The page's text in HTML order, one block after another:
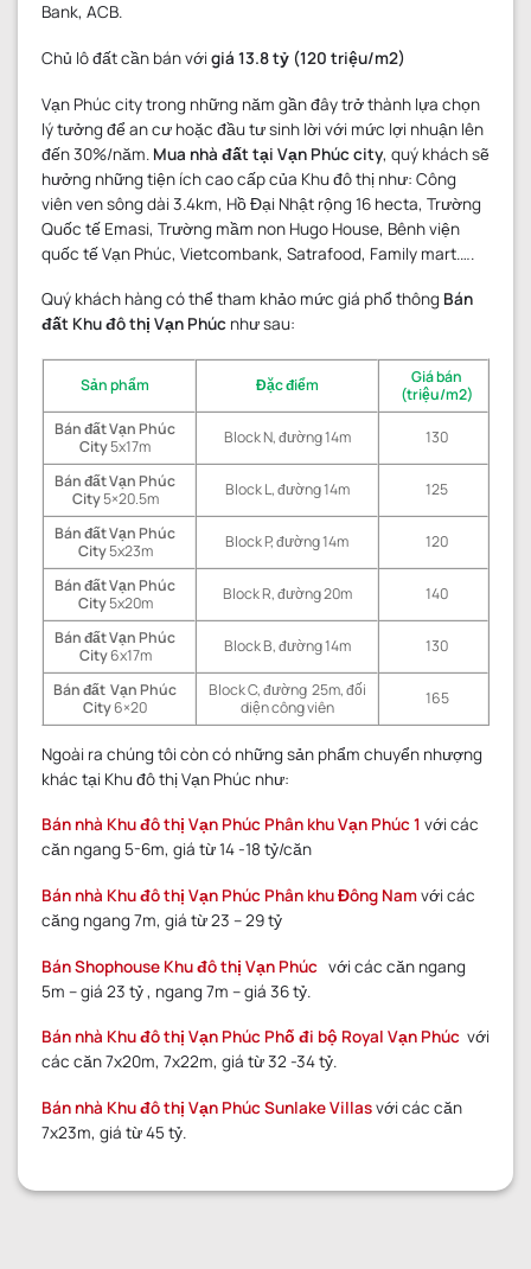
Bank, ACB.
Chủ lô đất cần bán với giá 13.8 tỷ (120 triệu/m2)
Vạn Phúc city trong những năm gần đây trở thành lựa chọn
lý tưởng để an cư hoặc đầu tư sinh lời với mức lợi nhuận lên
đến 30%/năm. Mua nhà đấttại Vạn Phúc city, quý khách sẽ
hưởng những tiện ích cao cấp của Khu đô thị như: Công
viên ven sông dài 3.4km, Hồ Đại Nhật rộng 16 hecta, Trường
Quốc tế Emasi, Trường mầm non Hugo House, Bênh viện
quốc tế Vạn Phúc, Vietcombank, Satrafood, Family mart.….
Quý khách hàng có thể tham khảo mức giá phổ thông Bán
đất Khu đô thị Vạn Phúc như sau:
Sản phẩm Đặc điểm
Giá bán
(triệu/m2)
Bán đất Vạn Phúc
City5x17m Block N, đường 14m 130
Bán đất Vạn Phúc
City5×20.5m Block L, đường 14m 125
Bán đất Vạn Phúc
City5x23m Block P, đường 14m 120
Bán đất Vạn Phúc
City5x20m Block R, đường 20m 140
Bán đất Vạn Phúc
City6x17m Block B, đường 14m 130
Bán đất Vạn Phúc
City6×20
Block C, đường 25m, đối
diện công viên
165
Ngoài ra chúng tôi còn có những sản phẩm chuyển nhượng
khác tại Khu đô thị Vạn Phúc như:
Bán nhà Khu đô thị Vạn Phúc Phân khu Vạn Phúc 1 với các
căn ngang 5-6m, giá từ 14 -18 tỷ/căn
Bán nhà Khu đô thị Vạn Phúc Phân khu Đông Namvới các
căng ngang 7m, giá từ 23 – 29 tỷ
Bán Shophouse Khu đô thị Vạn Phúc với các căn ngang
5m – giá 23 tỷ , ngang 7m – giá 36 tỷ.
Bán nhà Khu đô thị Vạn Phúc Phố đi bộ Royal Vạn Phúc với
các căn 7x20m, 7x22m, giá từ 32 -34 tỷ.
Bán nhà Khu đô thị Vạn Phúc Sunlake Villasvới các căn
7x23m, giá từ 45 tỷ.
GỬI YÊU CẦU